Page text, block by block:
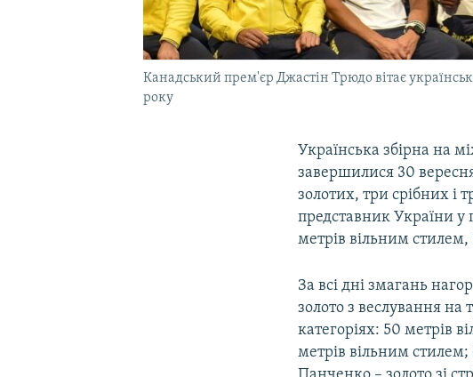
Канадський прем'єр Джастін Трюдо вітає
року
Українська збірна на
завершилися 30
золотих, три срібних і
представник України у
метрів вільним стилем,
За всі дні змагань
золото з веслування на
категоріях: 50 метрів
метрів вільним